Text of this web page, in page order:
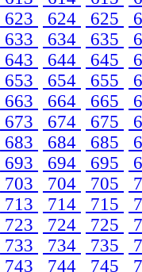
623 624 625
633 634 635
643 644 645
653 654 655
663 664 665
673 674 675
683 684 685
693 694 695
703 704 705
713 714 715
723 724 725
733 734 735
743 744 745